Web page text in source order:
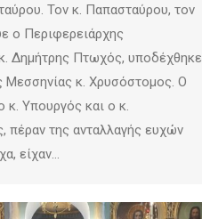
Τον κ. Παπασταύρου, τον
ο Περιφερειάρχης
Δημήτρης Πτωχός, υποδέχθηκε
Μεσσηνίας κ. Χρυσόστομος. Ο
κ. Υπουργός και ο κ.
πέραν της ανταλλαγής ευχών
είχαν…